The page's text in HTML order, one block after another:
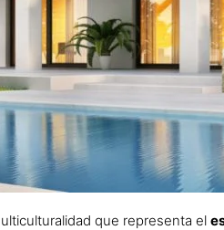
que representa el